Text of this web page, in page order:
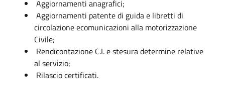
Aggiornamenti anagrafici;
Aggiornamenti patente di guida e libretti di
circolazione ecomunicazioni alla motorizzazione
Civile;
Rendicontazione C.I. e stesura determine relative
al servizio;
Rilascio certificati.